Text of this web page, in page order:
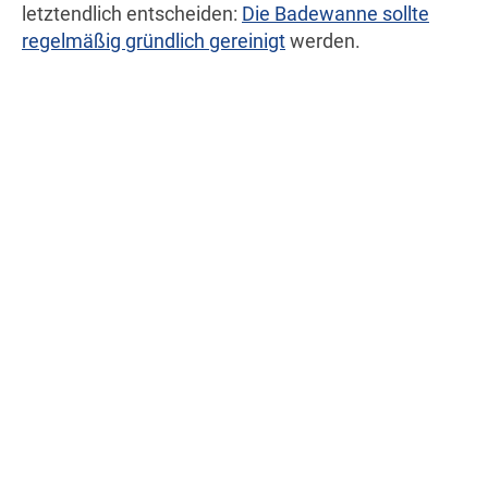
letztendlich entscheiden: Die Badewanne sollte
regelmäßig gründlich gereinigtwerden.